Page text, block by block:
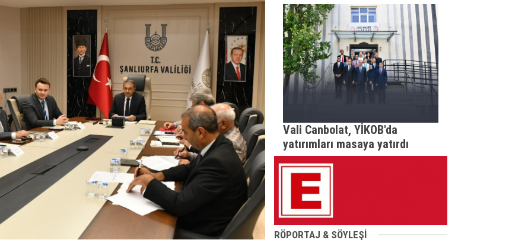
Vali Canbolat, YİKOB'da
yatırımları masaya yatırdı
RÖPORTAJ & SÖYLEŞİ